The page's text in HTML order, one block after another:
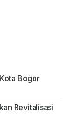
Bogor
Revitalisasi